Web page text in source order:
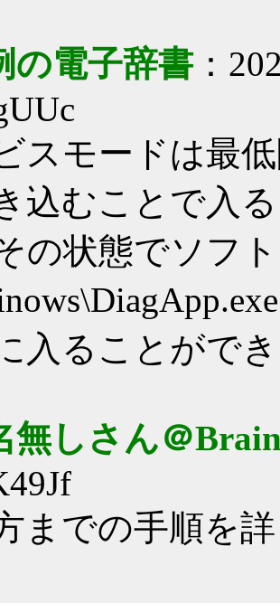
の電子辞書 ：
スモードは最
込むことで入
の状態でソフ
入ることがで
無しさん＠
までの手順を